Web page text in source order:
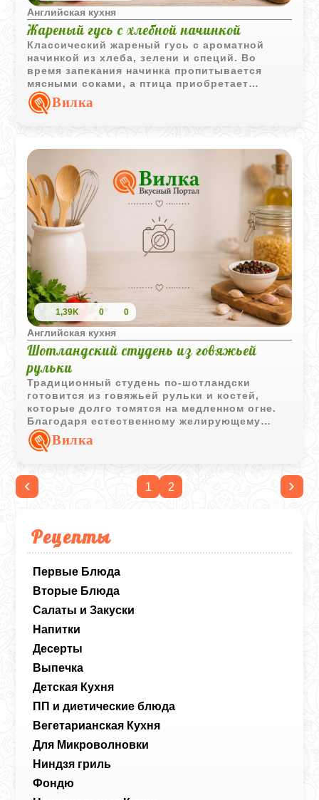
Рецепты
Первые Блюда
Вторые Блюда
Салаты и Закуски
Напитки
Десерты
Выпечка
Детская Кухня
ПП и диетические блюда
Вегетарианская Кухня
Для Микроволновки
Ниндзя гриль
Фондю
Английская кухня
Жареный гусь с хлебной начинкой
Классический жареный гусь с ароматной
начинкой из хлеба, зелени и специй. Во
время запекания начинка пропитывается
мясными соками, а птица приобретает
аппетитную румяную корочку.
Вилка
1,39K 0 0
Английская кухня
Шотландский студень из говяжьей
рульки
Традиционный студень по-шотландски
готовится из говяжьей рульки и костей,
которые долго томятся на медленном огне.
Благодаря естественному желирующему
веществу из костей получается насыщенный
бульон, который хорошо застывает без
Вилка
‹ 1 2 ›